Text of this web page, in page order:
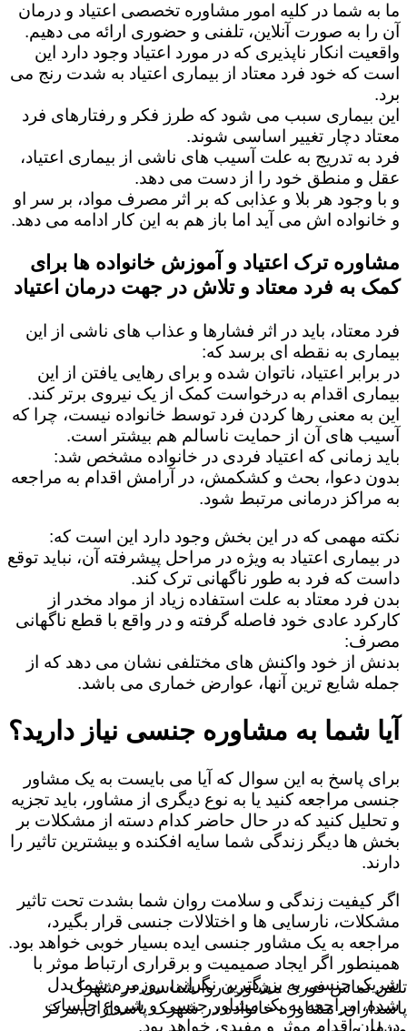
ما به شما در کلیه امور مشاوره تخصصی اعتیاد و درمان
آن را به صورت آنلاین، تلفنی و حضوری ارائه می دهیم.
واقعیت انکار ناپذیری که در مورد اعتیاد وجود دارد این
است که خود فرد معتاد از بیماری اعتیاد به شدت رنج می
برد.
این بیماری سبب می شود که طرز فکر و رفتارهای فرد
معتاد دچار تغییر اساسی شوند.
فرد به تدریج به علت آسیب های ناشی از بیماری اعتیاد،
عقل و منطق خود را از دست می دهد.
و با وجود هر بلا و عذابی که بر اثر مصرف مواد، بر سر او
و خانواده اش می آید اما باز هم به این کار ادامه می دهد.
مشاوره ترک اعتیاد و آموزش خانواده ها برای
کمک به فرد معتاد و تلاش در جهت درمان اعتیاد
فرد معتاد، باید در اثر فشارها و عذاب های ناشی از این
بیماری به نقطه ای برسد که:
در برابر اعتیاد، ناتوان شده و برای رهایی یافتن از این
بیماری اقدام به درخواست کمک از یک نیروی برتر کند.
این به معنی رها کردن فرد توسط خانواده نیست، چرا که
آسیب های آن از حمایت ناسالم هم بیشتر است.
باید زمانی که اعتیاد فردی در خانواده مشخص شد:
بدون دعوا، بحث و کشکمش، در آرامش اقدام به مراجعه
به مراکز درمانی مرتبط شود.
نکته مهمی که در این بخش وجود دارد این است که:
در بیماری اعتیاد به ویژه در مراحل پیشرفته آن، نباید توقع
داست که فرد به طور ناگهانی ترک کند.
بدن فرد معتاد به علت استفاده زیاد از مواد مخدر از
کارکرد عادی خود فاصله گرفته و در واقع با قطع ناگهانی
مصرف:
بدنش از خود واکنش های مختلفی نشان می دهد که از
جمله شایع ترین آنها، عوارض خماری می باشد.
آیا شما به مشاوره جنسی نیاز دارید؟
برای پاسخ به این سوال که آیا می بایست به یک مشاور
جنسی مراجعه کنید یا به نوع دیگری از مشاور، باید تجزیه
و تحلیل کنید که در حال حاضر کدام دسته از مشکلات بر
بخش ها دیگر زندگی شما سایه افکنده و بیشترین تاثیر را
دارند.
اگر کیفیت زندگی و سلامت روان شما بشدت تحت تاثیر
مشکلات، نارسایی ها و اختلالات جنسی قرار بگیرد،
مراجعه به یک مشاور جنسی ایده بسیار خوبی خواهد بود.
همینطور اگر ایجاد صمیمیت و برقراری ارتباط موثر با
شریک جنسی به بزرگترین نگرانی روزمره شما بدل
شده، مراجعه به یک مشاور جنسی و شروع جلسات
درمان اقدام موثر و مفیدی خواهد بود.
تلفن تماس فوری مشاوره روانشناسی در شهرک
پاسداران, مشاوره خانواده در شهرک پاسداران,مرکز